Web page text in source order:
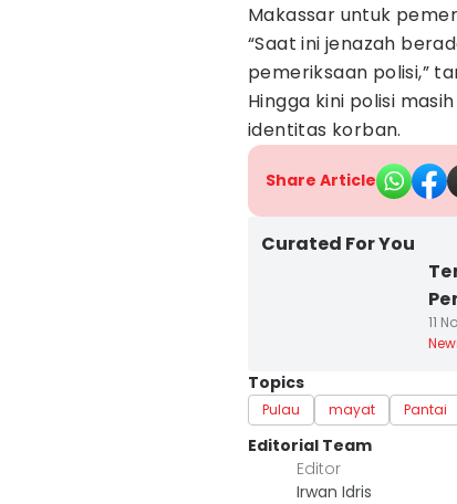
Makassar untuk
“Saat ini jenazah
pemeriksaan polisi,”
Hingga kini polisi
identitas korban.
Share Article
Curated For You
11
Topics
Pulau mayat Pantai
Editorial Team
Editor
Irwan Idris